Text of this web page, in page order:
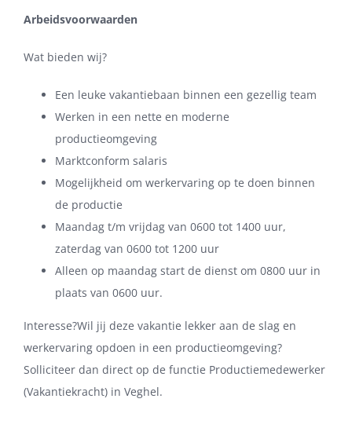
Arbeidsvoorwaarden
Wat bieden wij?
Een leuke vakantiebaan binnen een gezellig team
Werken in een nette en moderne
productieomgeving
Marktconform salaris
Mogelijkheid om werkervaring op te doen binnen
de productie
Maandag t/m vrijdag van 0600 tot 1400 uur,
zaterdag van 0600 tot 1200 uur
Alleen op maandag start de dienst om 0800 uur in
plaats van 0600 uur.
Interesse?Wil jij deze vakantie lekker aan de slag en
werkervaring opdoen in een productieomgeving?
Solliciteer dan direct op de functie Productiemedewerker
(Vakantiekracht) in Veghel.